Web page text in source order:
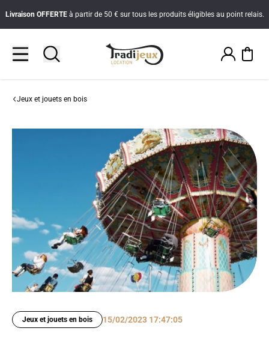
Livraison OFFERTEà partir de 50 € sur tous les produits éligibles au point relais.
Jeux et jouets en bois
Jeux et jouets en bois 15/02/2023 17:47:05